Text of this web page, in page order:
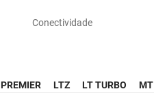
Conectividade
PREMIER LTZ LT TURBO MT